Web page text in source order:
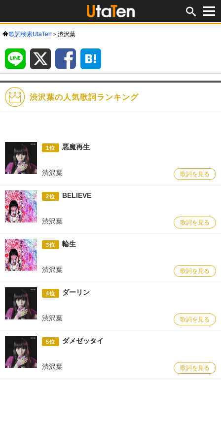
歌詞検索UtaTen 渋沢葉
LINE Facebook
ク
ー
渋沢葉の人気歌詞ランキング
1位 悪魔再生
渋沢葉 歌詞を見る
2位 BELIEVE
渋沢葉 歌詞を見る
3位 輪生
渋沢葉 歌詞を見る
4位 ダーリン
渋沢葉 歌詞を見る
5位 ダメゼッタイ
渋沢葉 歌詞を見る